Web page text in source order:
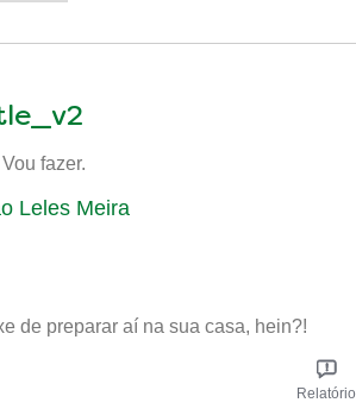
fazer.
Leles Meira
de preparar aí na sua casa, hein?!
Relatório